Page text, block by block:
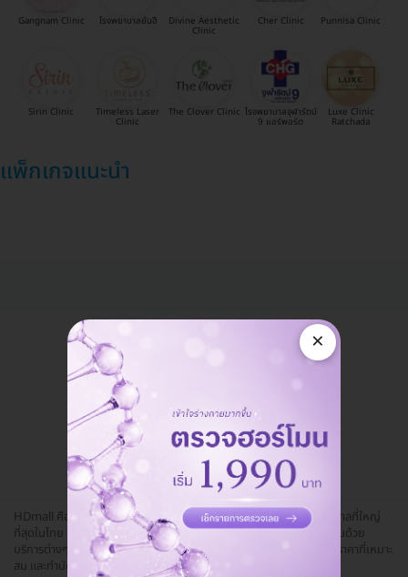
Gangnam Clinic โรงพยาบาลยันฮี Divine Aesthetic
Clinic
Cher Clinic Punnisa Clinic
Sirin Clinic Timeless Laser
Clinic
The Clover Clinic โรงพยาบาลจุฬารัตน์
9 แอร์พอร์ต
Luxe Clinic
Ratchada
แพ็กเกจแนะนำ
แอดมินพร้อมดูแลคุณทุกวันทางไลน์
คุยกับแอดมิน ฟรี!
HDmall คือ ศูนย์รวมบริการสุขภาพและความงามจากคลินิกและโรงพยาบาลที่ใหญ่
ที่สุดในไทย เรารวบรวมคลินิกและโรงพยาบาลกว่าพันแห่งทั่วประเทศ พร้อมด้วย
บริการต่างๆ กว่า 20,000 รายการ ให้คุณสามารถเลือกบริการที่ถูกใจ เช็กราคาที่เหมาะ
สม และทำนัดกับคลินิกหรือโรงพยาบาลใกล้บ้าน
×